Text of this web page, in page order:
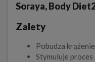
Soraya, Body
Zalety
Pobudza
Stymuluje proces